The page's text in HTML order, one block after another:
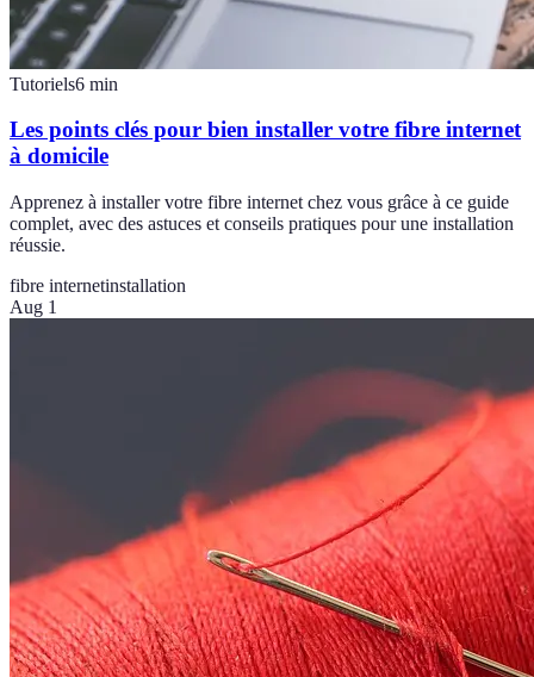
Tutoriels6 min
Les points clés pour bien installer votre fibre internet
à domicile
Apprenez à installer votre fibre internet chez vous grâce à ce guide
complet, avec des astuces et conseils pratiques pour une installation
réussie.
fibre internetinstallation
Aug 1